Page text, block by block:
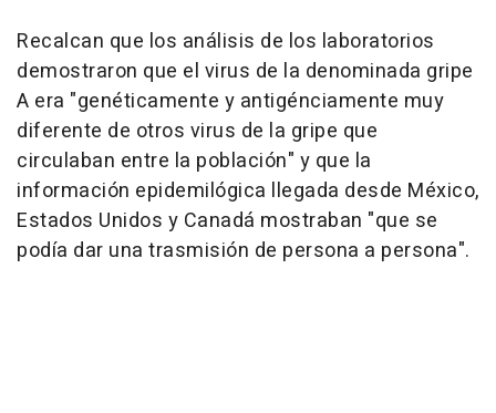
Recalcan que los análisis de los laboratorios
demostraron que el virus de la denominada gripe
A era "genéticamente y antigénciamente muy
diferente de otros virus de la gripe que
circulaban entre la población" y que la
información epidemilógica llegada desde México,
Estados Unidos y Canadá mostraban "que se
podía dar una trasmisión de persona a persona".